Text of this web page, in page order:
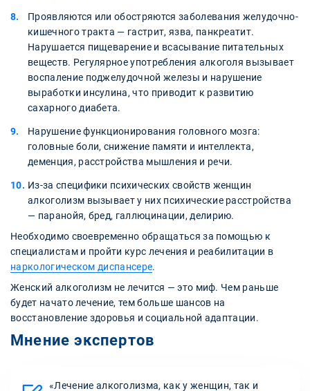
Проявляются или обостряются заболевания желудочно-
кишечного тракта — гастрит, язва, панкреатит.
Нарушается пищеварение и всасывание питательных
веществ. Регулярное употребления алкоголя вызывает
воспаление поджелудочной железы и нарушение
выработки инсулина, что приводит к развитию
сахарного диабета.
Нарушение функционирования головного мозга:
головные боли, снижение памяти и интеллекта,
деменция, расстройства мышления и речи.
Из-за специфики психических свойств женщин
алкоголизм вызывает у них психические расстройства
— паранойя, бред, галлюцинации, делирию.
Необходимо своевременно обращаться за помощью к
специалистам и пройти курс лечения и реабилитации в
наркологическом диспансере.
Женский алкоголизм не лечится — это миф. Чем раньше
будет начато лечение, тем больше шансов на
восстановление здоровья и социальной адаптации.
Мнение экспертов
«Лечение алкоголизма, как у женщин, так и